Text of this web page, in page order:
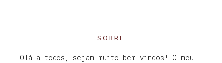
SOBRE
Olá a todos, sejam muito bem-vindos! O meu